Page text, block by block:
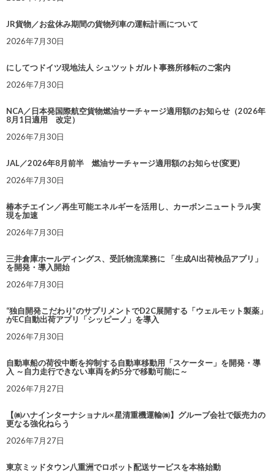
JR貨物／お盆休み期間の貨物列車の運転計画について
2026年7月30日
にしてつドイツ現地法人 シュツットガルト事務所移転のご案内
2026年7月30日
NCA／日本発国際航空貨物燃油サーチャージ適用額のお知らせ（2026年
8月1日適用 改定）
2026年7月30日
JAL／2026年8月前半 燃油サーチャージ適用額のお知らせ(変更)
2026年7月30日
椿本チエイン／再生可能エネルギーを活用し、カーボンニュートラル実
現を加速
2026年7月30日
三井倉庫ホールディングス、受託物流業務に 「生成AI出荷検品アプリ」
を開発・導入開始
2026年7月30日
“独自開発こだわり”のサプリメントでD2C展開する「ウェルモット製薬」
がEC自動出荷アプリ「シッピーノ」を導入
2026年7月30日
自動車船の荷役中断を抑制する自動車移動用「スケーター」を開発・導
入 ～自力走行できない車両を約5分で移動可能に～
2026年7月27日
【㈱ハナインターナショナル×星清重機運輸㈱】グループ会社で販売力の
更なる強化ねらう
2026年7月27日
東京ミッドタウン八重洲でロボット配送サービスを本格始動